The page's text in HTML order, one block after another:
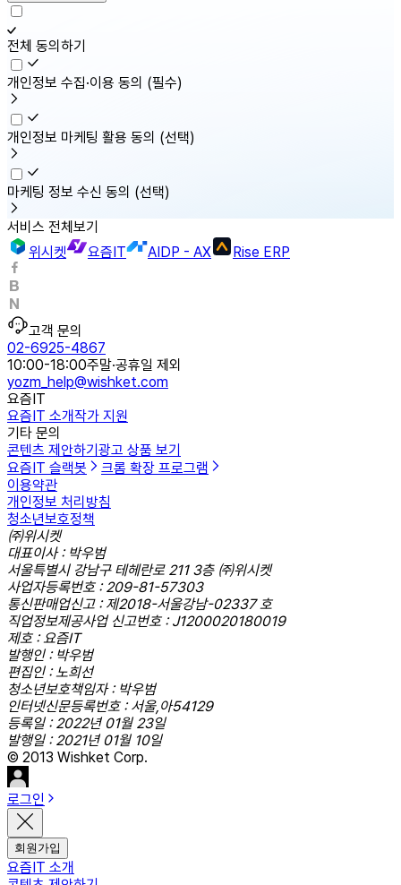
전체 동의하기
개인정보 수집·이용 동의 (필수)
개인정보 마케팅 활용 동의 (선택)
마케팅 정보 수신 동의 (선택)
서비스 전체보기
위시켓
요즘IT AIDP - AX Rise ERP
고객 문의
02-6925-4867
10:00-18:00주말·공휴일 제외
yozm_help@wishket.com
요즘IT
요즘IT 소개작가 지원
기타 문의
콘텐츠 제안하기 광고 상품 보기
요즘IT 슬랙봇
크롬 확장 프로그램
이용약관
개인정보 처리방침
청소년보호정책
㈜위시켓
대표이사 : 박우범
서울특별시 강남구 테헤란로 211 3층 ㈜위시켓
사업자등록번호 : 209-81-57303
통신판매업신고 : 제2018-서울강남-02337 호
직업정보제공사업 신고번호 : J1200020180019
제호 : 요즘IT
발행인 : 박우범
편집인 : 노희선
청소년보호책임자 : 박우범
인터넷신문등록번호 : 서울,아54129
등록일 : 2022년 01월 23일
발행일 : 2021년 01월 10일
© 2013 Wishket Corp.
로그인
회원가입
요즘IT 소개